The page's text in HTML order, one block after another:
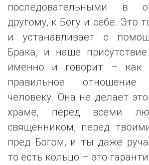
последовательными в
другому, к Богу и себе. Это
и устанавливает с
Брака, и наше
именно и говорит – как
правильное
человеку. Она не делает
храме, перед всеми
священником, перед
пред Богом, и ты даже
то есть кольцо – это